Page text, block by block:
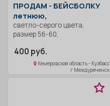
ПРОДАМ - БЕЙСБОЛКУ
летнюю,
светло-серого цвета,
размер 56-60,
400 руб.
Кемеровская область - Кузбасс
г Междуреченск